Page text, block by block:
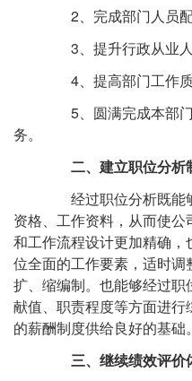
2、完成部门人员配
3、提升行政从业人
4、提高部门工作质
5、圆满完成本部门
务。
二、建立职位分析
经过职位分析既能
资格、工作资料，从而使
和工作流程设计更加精确
位全面的工作要素，适时
扩、缩编制。也能够经过
献值、职责程度等方面进
的薪酬制度供给良好的基础。
三、继续绩效评价